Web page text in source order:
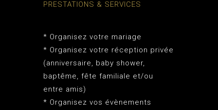
PRESTATIONS & SERVICES
* Organisez votre mariage
* Organisez votre réception privée
(anniversaire, baby shower,
baptême, fête familiale et/ou
entre amis)
* Organisez vos évènements